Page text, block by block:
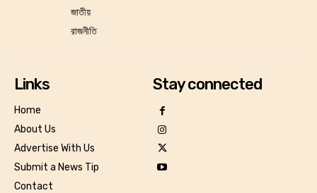
জাতীয়
রাজনীতি
Links
Home
About Us
Advertise With Us
Submit a News Tip
Contact
Stay connected